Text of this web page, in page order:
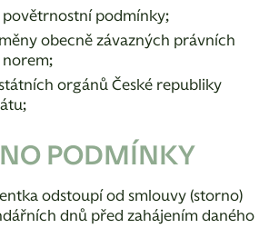
povětrnostní podmínky;
obecně závazných právních
norem;
orgánů České republiky
PODMÍNKY
odstoupí od smlouvy (storno)
dnů před zahájením daného